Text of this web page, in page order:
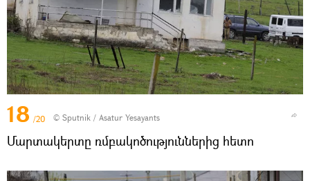
18 /20 © Sputnik / Asatur Yesayants
Մարտակերտը ռմբակոծություններից հետո